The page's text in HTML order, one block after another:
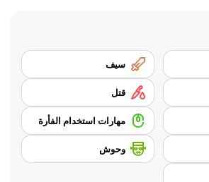
سيف
قتل
مهارات استخدام الفأرة
وحوش